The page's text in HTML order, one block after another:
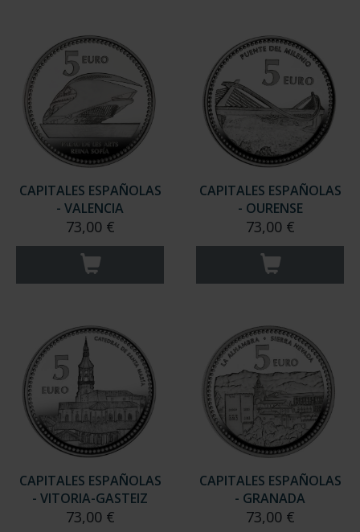
CAPITALES ESPAÑOLAS
- VALENCIA
73,00 €
CAPITALES ESPAÑOLAS
- OURENSE
73,00 €
CAPITALES ESPAÑOLAS
- VITORIA-GASTEIZ
73,00 €
CAPITALES ESPAÑOLAS
- GRANADA
73,00 €